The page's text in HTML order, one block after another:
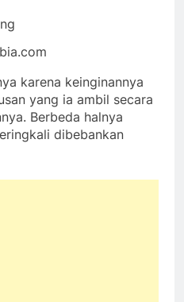
karena keinginannya
yang ia ambil secara
Berbeda halnya
dibebankan